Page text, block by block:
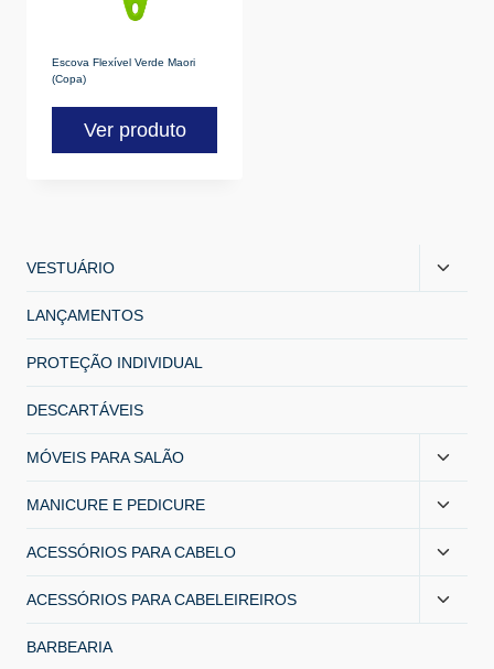
Escova Flexível Verde Maori
(Copa)
Ver produto
VESTUÁRIO
LANÇAMENTOS
PROTEÇÃO INDIVIDUAL
DESCARTÁVEIS
MÓVEIS PARA SALÃO
MANICURE E PEDICURE
ACESSÓRIOS PARA CABELO
ACESSÓRIOS PARA CABELEIREIROS
BARBEARIA